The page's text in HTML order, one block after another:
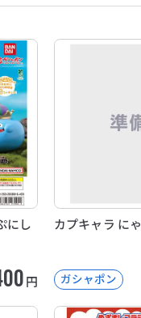
にし
円
カプキャラ に
ガシャポン